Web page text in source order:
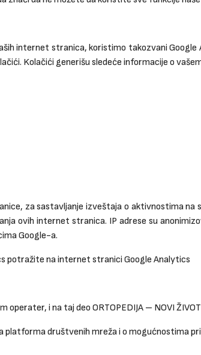
internet stranica, koristimo takozvani
Kolačići generišu sledeće informacije o
za sastavljanje izveštaja o aktivnostima
ovih internet stranica. IP adrese su
Google-a.
potražite na internet stranici Google Analytics
i na taj deo ORTOPEDIJA – NOVI
društvenih mreža i o mogućnostima